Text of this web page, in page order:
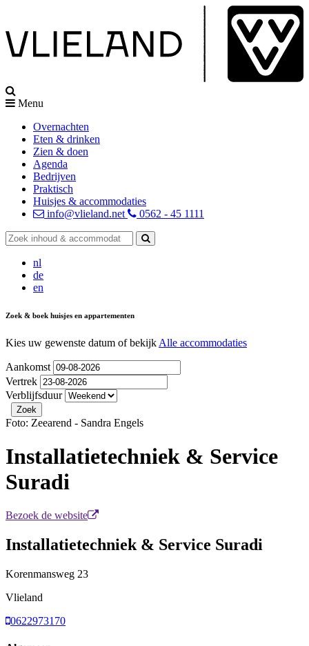
Menu
Overnachten
Eten & drinken
Zien & doen
Agenda
Bedrijven
Praktisch
Huisjes & accommodaties
info@vlieland.net
0562 - 45 1111
nl
de
en
Zoek & boek huisjes en appartementen
Kies uw gewenste datum of bekijk Alle accommodaties
Aankomst
Vertrek
Verblijfsduur
Foto: Zeearend - Sandra Engels
Installatietechniek & Service
Suradi
Bezoek de website
Installatietechniek & Service Suradi
Korenmansweg 23
Vlieland
0622973170